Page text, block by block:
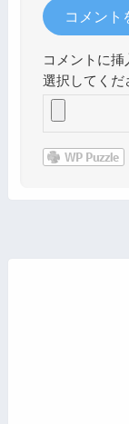
コメントに
選択してくだ